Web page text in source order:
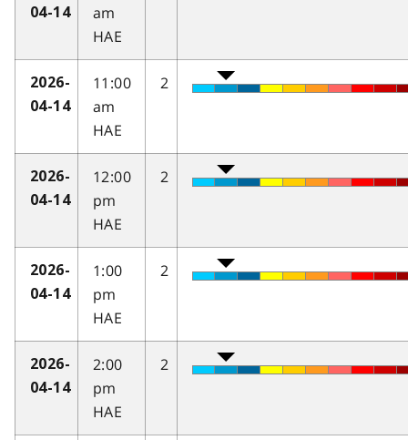
04-14
am
HAE
2026-
04-14
11:00
am
HAE
2
2026-
04-14
12:00
pm
HAE
2
2026-
04-14
1:00
pm
HAE
2
2026-
04-14
2:00
pm
HAE
2